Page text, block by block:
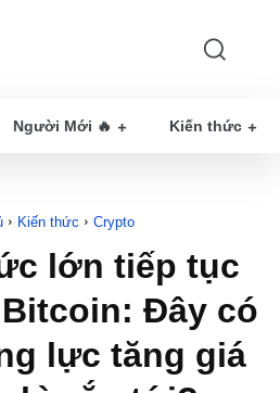
Người Mới 🔥 Kiến thức
Kiến thức Crypto
lớn tiếp tục
Đây có
lực tăng giá